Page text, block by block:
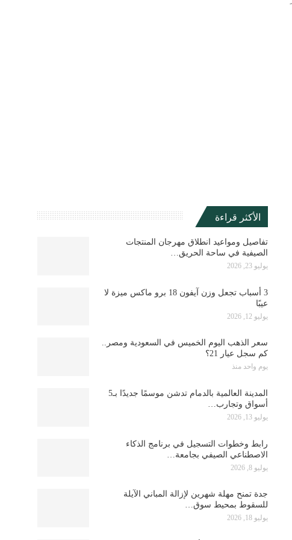
الأكثر قراءة
تفاصيل ومواعيد انطلاق مهرجان المنتجات
الصيفية في ساحة الحريق…
يوليو 23, 2026
3 أسباب تجعل وزن آيفون 18 برو ماكس ميزة لا
عيبًا
يوليو 12, 2026
سعر الذهب اليوم الخميس في السعودية ومصر..
كم سجل عيار 21؟
يوم واحد منذ
المدينة العالمية بالدمام تدشن موسمًا جديدًا بـ5
أسواق وتجارب…
يوليو 13, 2026
رابط وخطوات التسجيل في برنامج الذكاء
الاصطناعي الصيفي بجامعة…
يوليو 8, 2026
جدة تمنح مهلة شهرين لإزالة المباني الآيلة
للسقوط بمحيط سوق…
يوليو 18, 2026